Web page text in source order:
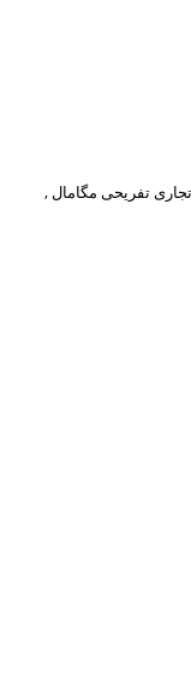
تجاری تفریحی مگامال ,